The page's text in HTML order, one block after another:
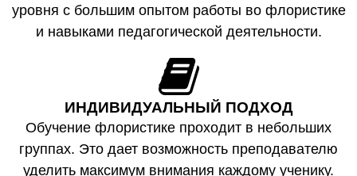
уровня с большим опытом работы во флористике
и навыками педагогической деятельности.
ИНДИВИДУАЛЬНЫЙ ПОДХОД
Обучение флористике проходит в небольших
группах. Это дает возможность преподавателю
уделить максимум внимания каждому ученику.